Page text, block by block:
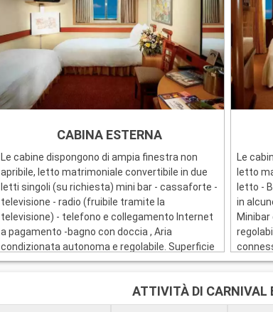
CABINA ESTERNA
Le cabine dispongono di ampia finestra non
apribile, letto matrimoniale convertibile in due
letti singoli (su richiesta) mini bar - cassaforte -
televisione - radio (fruibile tramite la
televisione) - telefono e collegamento Internet
a pagamento -bagno con doccia , Aria
condizionata autonoma e regolabile. Superficie
da 14 mq a 20 mq.
Le
letto
letto -
in
ATTIVITÀ DI CARNIVAL